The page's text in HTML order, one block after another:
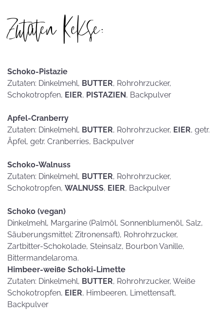
Zutaten Kekse:
Schoko-Pistazie
Zutaten: Dinkelmehl, BUTTER, Rohrohrzucker,
Schokotropfen, EIER, PISTAZIEN, Backpulver
Apfel-Cranberry
Zutaten: Dinkelmehl, BUTTER, Rohrohrzucker, EIER, getr.
Äpfel, getr. Cranberries, Backpulver
Schoko-Walnuss
Zutaten: Dinkelmehl, BUTTER, Rohrohrzucker,
Schokotropfen, WALNUSS, EIER, Backpulver
Schoko (vegan)
Dinkelmehl, Margarine (Palmöl, Sonnenblumenöl, Salz,
Säuberungsmittel: Zitronensaft), Rohrohrzucker,
Zartbitter-Schokolade, Steinsalz, Bourbon Vanille,
Bittermandelaroma.
Himbeer-weiße Schoki-Limette
Zutaten: Dinkelmehl, BUTTER, Rohrohrzucker, Weiße
Schokotropfen, EIER, Himbeeren, Limettensaft,
Backpulver